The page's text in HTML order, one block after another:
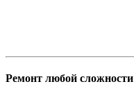
Ремонт любой сложности